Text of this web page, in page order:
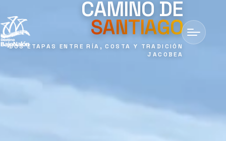
CAMINO DE
SANTIAGO
DOS ETAPAS ENTRE RÍA, COSTA Y TRADICIÓN
JACOBEA